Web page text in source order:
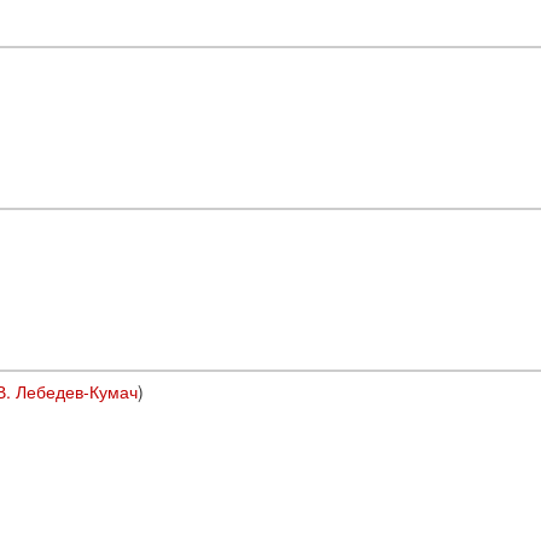
Лебедев-Кумач)